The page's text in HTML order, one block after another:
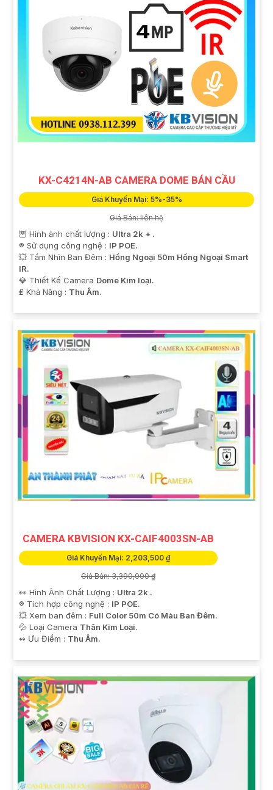
KX-C4214N-AB CAMERA DOME BÁN CẦU
Giá Khuyến Mại: 5%-35%
Giá Bán: liên hệ
🦉 Hình ảnh chất lượng : Ultra 2k + .
®️ Sử dụng công nghệ : IP POE.
💥 Tầm Nhìn Ban Đêm : Hồng Ngoại 50m Hồng Ngoại Smart
IR.
💎 Thiết Kế Camera Dome Kim loại.
️₤ Khả Năng : Thu Âm.
CAMERA KBVISION KX-CAIF4003SN-AB
Giá Khuyến Mại: 2,203,500 ₫
Giá Bán: 3,390,000 ₫
👀 Hình Ành Chất Lượng : Ultra 2k .
®️ Tích hợp công nghệ : IP POE.
💥 Xem ban đêm : Full Color 50m Có Màu Ban Đêm.
💦 Loại Camera Thân Kim Loại.
️↭ Ưu Điểm : Thu Âm.